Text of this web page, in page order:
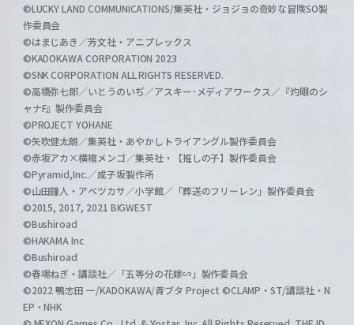
©LUCKY LAND COMMUNICATIONS/集英社・ジョジョの奇妙な冒険SO製
作委員会
©はまじあき／芳文社・アニプレックス
©KADOKAWA CORPORATION 2023
©SNK CORPORATION ALL RIGHTS RESERVED.
©高橋弥七郎／いとうのいぢ／アスキー･メディアワークス／『灼眼のシ
ャナF』製作委員会
©PROJECT YOHANE
©矢吹健太朗／集英社・あやかしトライアングル製作委員会
©赤坂アカ×横槍メンゴ／集英社・【推しの子】製作委員会
©Pyramid,Inc.／成子坂製作所
©山田鐘人・アベツカサ／小学館／「葬送のフリーレン」製作委員会
©2015, 2017, 2021 BIGWEST
©Bushiroad
©HAKAMA Inc
©Bushiroad
©春場ねぎ・講談社／「五等分の花嫁∽」製作委員会
©2022 鴨志田 一/KADOKAWA/青ブタ Project ©CLAMP・ST/講談社・N
EP・NHK